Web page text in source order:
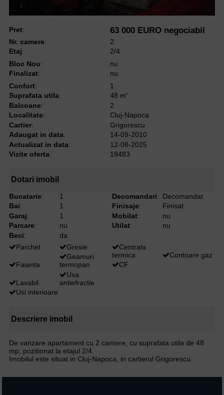
Pret: 63 000 EURO negociabil
Nr. camere:
2
Etaj:
2/4
Bloc Nou:
nu
Finalizat:
nu
Confort:
1
Suprafata utila: 48 m2
Balcoane:
2
Localitate:
Cluj-Napoca
Cartier:
Grigorescu
Adaugat in data:
14-09-2010
Actualizat in data:
12-08-2025
Vizite oferta: 18483
Dotari imobil
Bucatarie:
1
Bai:
1
Garaj:
1
Parcare:
nu
Beci: da
Decomandari: Decomandat
Finisaje:
Finisat
Mobilat:
nu
Utilat: nu
Parchet Gresie
Faianta
Geamuri
termopan
Lavabil
Usa
antiefractie
Usi interioare
Centrala
termica
Contoare gaz
CF
Descriere imobil
De vanzare apartament cu 2 camere, cu suprafata utila de 48
mp, pozitionat la etajul 2/4.
Imobilul este situat in Cluj-Napoca, in cartierul Grigorescu.